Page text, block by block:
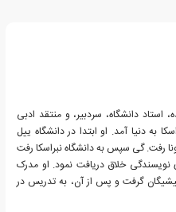
ی 15 اکتبر 1974، نویسنده، استاد دانشگاه، سردبیر، و منتقد ادبی
به دنیا آمد. او ابتدا در دانشگاه ییل
رفت. گی سپس به دانشگاه نبراسکا رفت
خلاق دریافت نمود. او مدرک
فناوری میشیگان گرفت و پس از آن، به تدریس در